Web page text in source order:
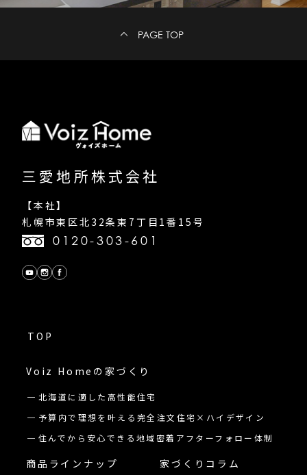
PAGE TOP
三愛地所株式会社
【本社】
札幌市東区北32条東7丁目1番15号
0120-303-601
TOP
Voiz Homeの 家づくり
北海道に適した高性能住宅
予算内で理想を叶える完全注文住宅×ハイデザイン
住んでから安心できる地域密着アフターフォロー体制
商品ラインナップ 家づくりコラム